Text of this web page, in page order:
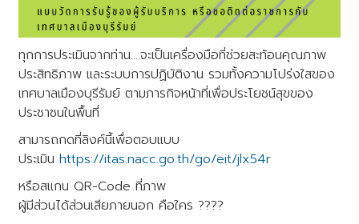
ทุกการประเมินจากท่าน....จะเป็นเครื่องมือที่ช่วยสะท้อนคุณภาพ
ประสิทธิภาพ และระบบการปฏิบัติงาน รวมทั้งความโปร่งใสของ
เทศบาลเมืองบุรีรัมย์ ตามภารกิจหน้าที่เพื่อประโยชน์สุขของ
ประชาชนในพื้นที่
สามารถกดที่ลิงค์นี้เพื่อตอบแบบ
ประเมิน https://itas.nacc.go.th/go/eit/jlx54r
หรือสแกน QR-Code ที่ภาพ
ผู้มีส่วนได้ส่วนเสียภายนอก คือใคร ????